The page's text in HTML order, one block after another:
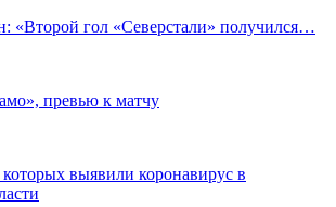
«Второй гол «Северстали» получился…
превью к матчу
выявили коронавирус в